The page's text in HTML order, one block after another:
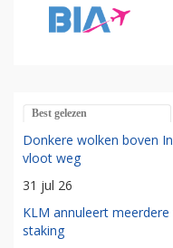
Best gelezen
Donkere wolken boven
vloot weg
31 jul 26
KLM annuleert
staking